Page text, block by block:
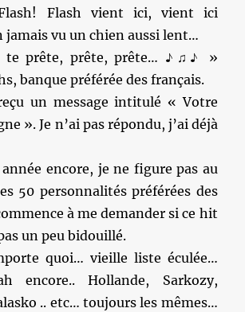
Flash vient ici, vient ici
jamais vu un chien aussi lent…
te prête, prête, prête… ♪♫♪ »
banque préférée des français.
un message intitulé « Votre
». Je n’ai pas répondu, j’ai déjà
encore, je ne figure pas au
50 personnalités préférées des
à me demander si ce hit
un peu bidouillé.
quoi… vieille liste éculée…
encore.. Hollande, Sarkozy,
.. etc… toujours les mêmes…